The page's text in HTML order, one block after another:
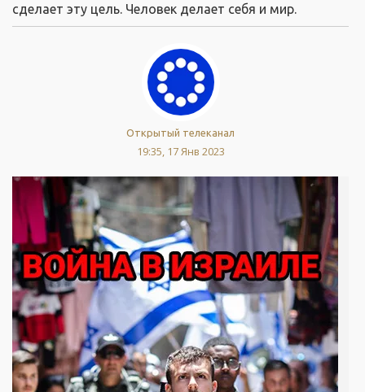
сделает эту цель. Человек делает себя и мир.
Открытый телеканал
19:35, 17 Янв 2023